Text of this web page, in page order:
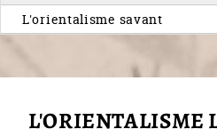
L'orientalisme savant
L'ORIENTALISME